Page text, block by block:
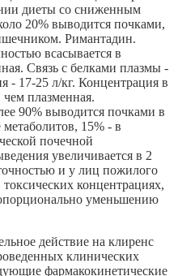
диеты со сниженным
20% выводится почками,
Римантадин.
всасывается в
Связь с белками плазмы -
- 17-25 л/кг. Концентрация в
плазменная.
90% выводится почками в
15% - в
почечной
увеличивается в 2
и у лиц пожилого
концентрациях,
уменьшению
действие на клиренс
клинических
фармакокинетические